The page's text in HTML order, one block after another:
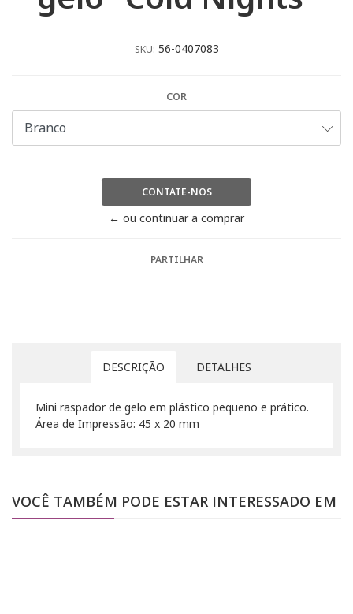
SKU: 56-0407083
COR
CONTATE-NOS
← ou continuar a comprar
PARTILHAR
DESCRIÇÃO DETALHES
Mini raspador de gelo em plástico pequeno e prático.
Área de Impressão: 45 x 20 mm
VOCÊ TAMBÉM PODE ESTAR INTERESSADO EM